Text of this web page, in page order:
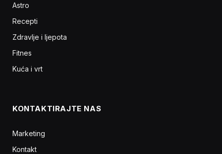
Astro
Recepti
Zdravlje i ljepota
Fitnes
Kuća i vrt
KONTAKTIRAJTE NAS
Marketing
Kontakt